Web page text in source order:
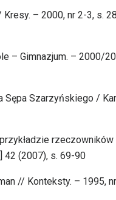
– 2000, nr 2-3, s.
– Gimnazjum. – 2000/
Sępa Szarzyńskiego /
rzeczowników
42 (2007), s. 69-90
// Konteksty. – 1995,